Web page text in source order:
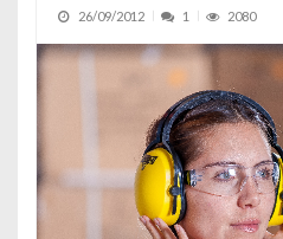
26/09/2012 1 2080